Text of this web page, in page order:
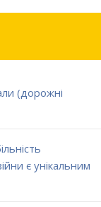
(дорожні
є унікальним